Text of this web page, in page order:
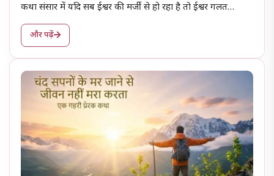
कथा संसार में यदि सब ईश्वर की मर्जी से हो रहा है तो ईश्वर गलत…
और पढ़ें